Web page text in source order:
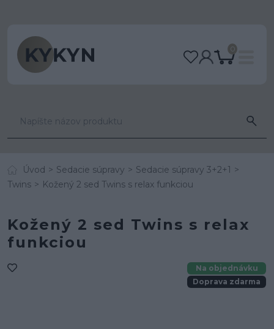
0
Úvod Sedacie súpravy
Sedacie súpravy 3+2+1
Twins
Kožený 2 sed Twins s relax funkciou
Kožený 2 sed Twins s relax
funkciou
Na objednávku
Doprava zdarma